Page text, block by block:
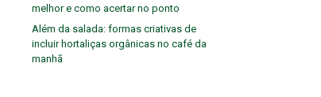
melhor e como acertar no ponto
Além da salada: formas criativas de
incluir hortaliças orgânicas no café da
manhã